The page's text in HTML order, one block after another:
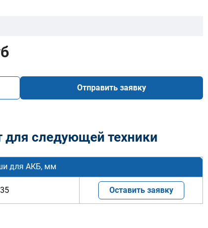
Отправить заявку
для следующей техники
для АКБ, мм
Оставить заявку